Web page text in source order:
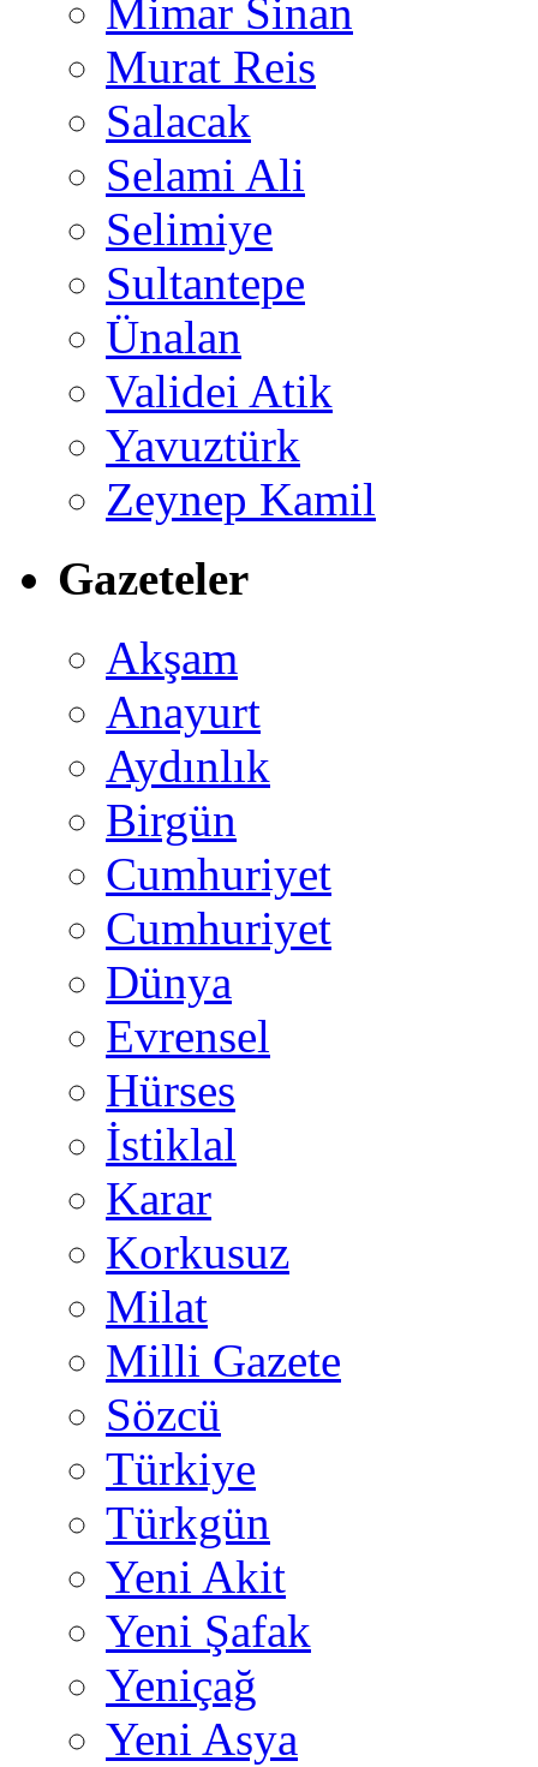
Mimar Sinan
Murat Reis
Salacak
Selami Ali
Selimiye
Sultantepe
Ünalan
Validei Atik
Yavuztürk
Zeynep Kamil
Gazeteler
Akşam
Anayurt
Aydınlık
Birgün
Cumhuriyet
Cumhuriyet
Dünya
Evrensel
Hürses
İstiklal
Karar
Korkusuz
Milat
Milli Gazete
Sözcü
Türkiye
Türkgün
Yeni Akit
Yeni Şafak
Yeniçağ
Yeni Asya